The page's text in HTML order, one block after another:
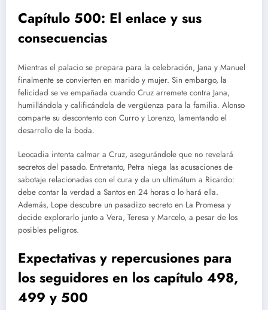
Capítulo 500: El enlace y sus
consecuencias
Mientras el palacio se prepara para la celebración, Jana y Manuel
finalmente se convierten en marido y mujer. Sin embargo, la
felicidad se ve empañada cuando Cruz arremete contra Jana,
humillándola y calificándola de vergüenza para la familia. Alonso
comparte su descontento con Curro y Lorenzo, lamentando el
desarrollo de la boda.
Leocadia intenta calmar a Cruz, asegurándole que no revelará
secretos del pasado. Entretanto, Petra niega las acusaciones de
sabotaje relacionadas con el cura y da un ultimátum a Ricardo:
debe contar la verdad a Santos en 24 horas o lo hará ella.
Además, Lope descubre un pasadizo secreto en La Promesa y
decide explorarlo junto a Vera, Teresa y Marcelo, a pesar de los
posibles peligros.
Expectativas y repercusiones para
los seguidores en los capítulo 498,
499 y 500